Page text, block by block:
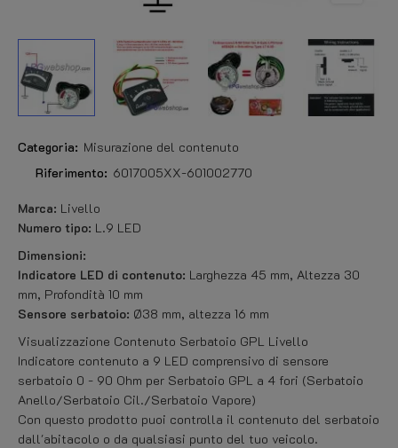
Categoria: Misurazione del contenuto
Riferimento: 6017005XX-601002770
Marca: Livello
Numero tipo: L.9 LED
Dimensioni:
Indicatore LED di contenuto: Larghezza 45 mm, Altezza 30
mm, Profondità 10 mm
Sensore serbatoio: Ø38 mm, altezza 16 mm
Visualizzazione Contenuto Serbatoio GPL Livello
Indicatore contenuto a 9 LED comprensivo di sensore
serbatoio 0 - 90 Ohm per Serbatoio GPL a 4 fori (Serbatoio
Anello/Serbatoio Cil./Serbatoio Vapore)
Con questo prodotto puoi controlla il contenuto del serbatoio
dall'abitacolo o da qualsiasi punto del tuo veicolo.